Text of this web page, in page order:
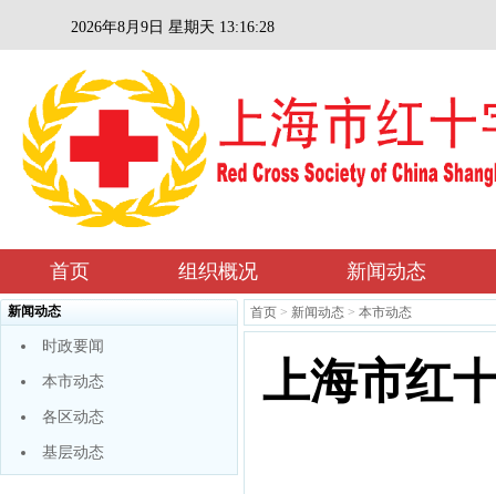
2026年8月9日 星期天 13:16:28
首页 组织概况 新闻动态
新闻动态
时政要闻
本市动态
各区动态
基层动态
首页 > 新闻动态 > 本市动态
上海市红